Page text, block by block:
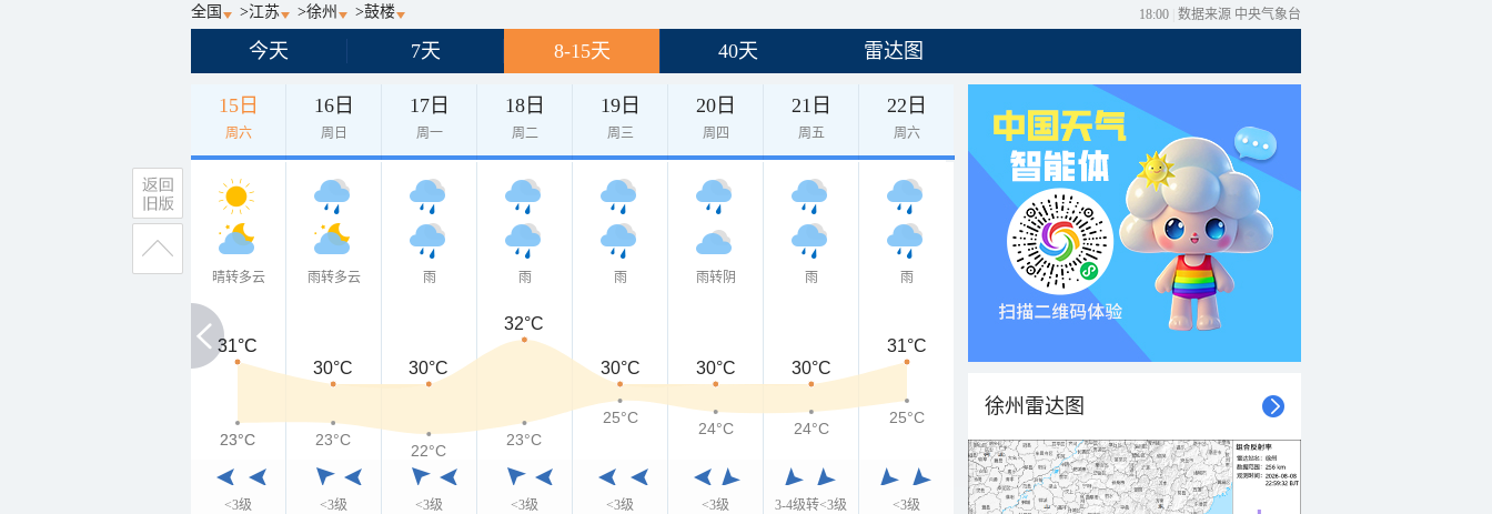
全国 >江苏 >徐州 >鼓楼 18:00 数据来源 中央气象台
今天 7天 8-15天 40天 雷达图
15日
周六
16日
周日
17日
周一
18日
周二
19日
周三
20日
周四
21日
周五
22日
周六
晴转多云
<3级
雨转多云
<3级
雨
<3级
雨
<3级
雨
<3级
雨转阴
<3级
雨
3-4级转<3级
雨
<3级
31°C
31°C
30°C
30°C
32°C
30°C 30°C 30°C
31°C
23°C
23°C 23°C
22°C
23°C
25°C
24°C 24°C
25°C 徐州雷达图